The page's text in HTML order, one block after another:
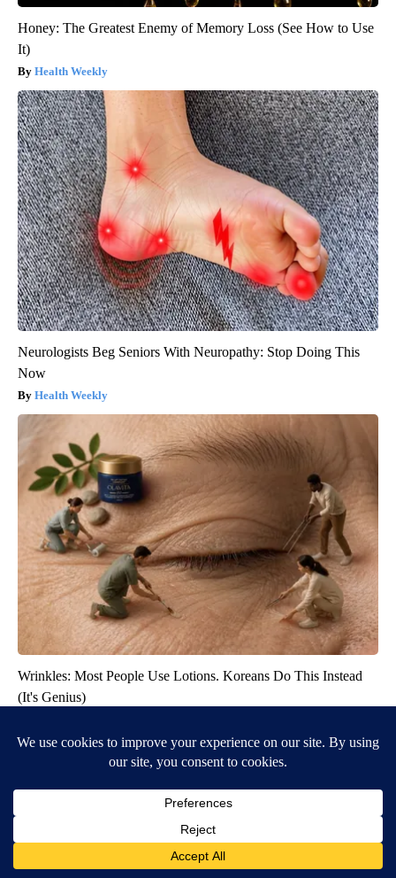
Honey: The Greatest Enemy of Memory Loss (See How to Use
It)
Health Weekly
Neurologists Beg Seniors With Neuropathy: Stop Doing This
Now
Health Weekly
Wrinkles: Most People Use Lotions. Koreans Do This Instead
(It's Genius)